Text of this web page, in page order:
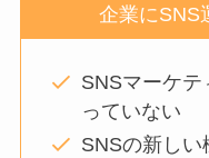
企業にSNS
SNSマーケ
っていない
SNSの新し